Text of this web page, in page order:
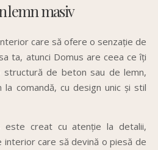
lemn masiv
care să ofere o senzație de
ta, atunci Domus are ceea ce îți
de beton sau de lemn,
comandă, cu design unic și stil
este creat cu atenție la detalii,
care să devină o piesă de